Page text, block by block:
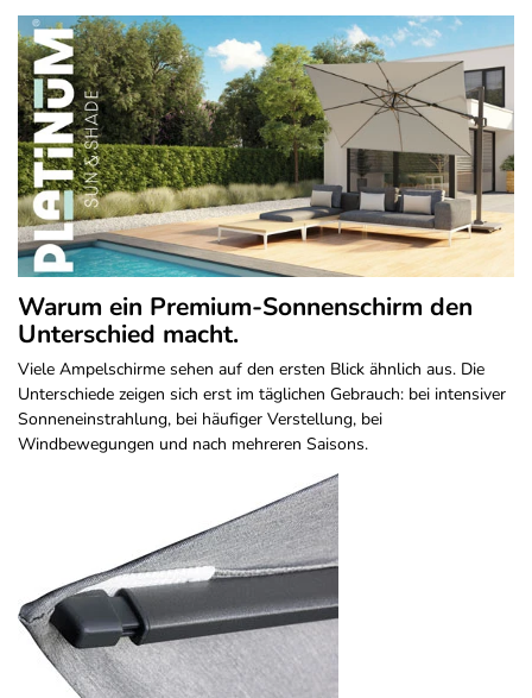
Warum ein Premium-Sonnenschirm den
Unterschied macht.
Viele Ampelschirme sehen auf den ersten Blick ähnlich aus. Die
Unterschiede zeigen sich erst im täglichen Gebrauch: bei intensiver
Sonneneinstrahlung, bei häufiger Verstellung, bei
Windbewegungen und nach mehreren Saisons.